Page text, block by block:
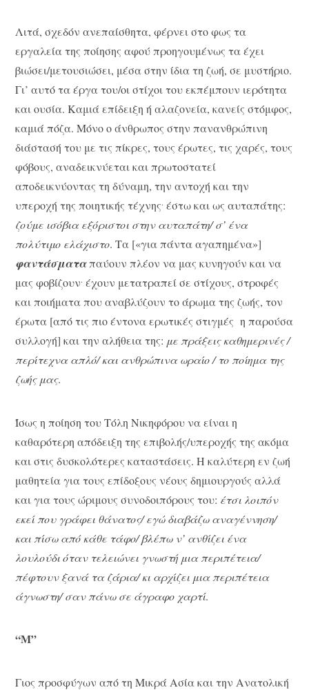
Λιτά, σχεδόν ανεπαίσθητα, φέρνει στο φως τα
εργαλεία της ποίησης αφού προηγουμένως τα έχει
βιώσει/μετουσιώσει, μέσα στην ίδια τη ζωή, σε μυστήριο.
Γι’ αυτό τα έργα του/οι στίχοι του εκπέμπουν ιερότητα
και ουσία. Καμιά επίδειξη ή αλαζονεία, κανείς στόμφος,
καμιά πόζα. Μόνο ο άνθρωπος στην πανανθρώπινη
διάστασή του με τις πίκρες, τους έρωτες, τις χαρές, τους
φόβους, αναδεικνύεται και πρωτοστατεί
αποδεικνύοντας τη δύναμη, την αντοχή και την
υπεροχή της ποιητικής τέχνης. έστω και ως αυταπάτης:
ζούμε ισόβια εξόριστοι στην αυταπάτη/ σ’ ένα
πολύτιμο ελάχιστο. Τα [«για πάντα αγαπημένα»]
φαντάσματαπαύουν πλέον να μας κυνηγούν και να
μας φοβίζουν. έχουν μετατραπεί σε στίχους, στροφές
και ποιήματα που αναβλύζουν το άρωμα της ζωής, τον
έρωτα [από τις πιο έντονα ερωτικές στιγμές η παρούσα
συλλογή] και την αλήθεια της: με πράξεις καθημερινές /
περίτεχνα απλό/ και ανθρώπινα ωραίο / το ποίημα της
ζωής μας.
Ίσως η ποίηση του Τόλη Νικηφόρου να είναι η
καθαρότερη απόδειξη της επιβολής/υπεροχής της ακόμα
και στις δυσκολότερες καταστάσεις. Η καλύτερη εν ζωή
μαθητεία για τους επίδοξους νέους δημιουργούς αλλά
και για τους ώριμους συνοδοιπόρους του: έτσι λοιπόν
εκεί που γράφει θάνατος/ εγώ διαβάζω αναγέννηση/
και πίσω από κάθε τάφο/ βλέπω ν’ ανθίζει ένα
λουλούδι όταν τελειώνει γνωστή μια περιπέτεια/
πέφτουν ξανά τα ζάρια/ κι αρχίζει μια περιπέτεια
άγνωστη/ σαν πάνω σε άγραφο χαρτί.
“Μ”
Γιος προσφύγων από τη Μικρά Ασία και την Ανατολική